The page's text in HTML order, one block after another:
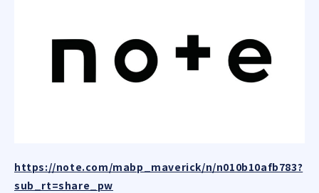
https://note.com/mabp_maverick/n/n010b10afb783?
sub_rt=share_pw